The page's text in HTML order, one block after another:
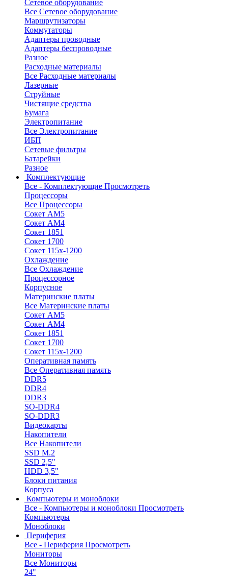
Сетевое оборудование
Все Сетевое оборудование
Маршрутизаторы
Коммутаторы
Адаптеры проводные
Адаптеры беспроводные
Разное
Расходные материалы
Все Расходные материалы
Лазерные
Струйные
Чистящие средства
Бумага
Электропитание
Все Электропитание
ИБП
Сетевые фильтры
Батарейки
Разное
Комплектующие
Все - Комплектующие Просмотреть
Процессоры
Все Процессоры
Сокет АМ5
Сокет АМ4
Сокет 1851
Сокет 1700
Сокет 115х-1200
Охлаждение
Все Охлаждение
Процессорное
Корпусное
Материнские платы
Все Материнские платы
Сокет АМ5
Сокет АМ4
Сокет 1851
Сокет 1700
Сокет 115х-1200
Оперативная память
Все Оперативная память
DDR5
DDR4
DDR3
SO-DDR4
SO-DDR3
Видеокарты
Накопители
Все Накопители
SSD M.2
SSD 2,5"
HDD 3,5"
Блоки питания
Корпуса
Компьютеры и моноблоки
Все - Компьютеры и моноблоки Просмотреть
Компьютеры
Моноблоки
Периферия
Все - Периферия Просмотреть
Мониторы
Все Мониторы
24"